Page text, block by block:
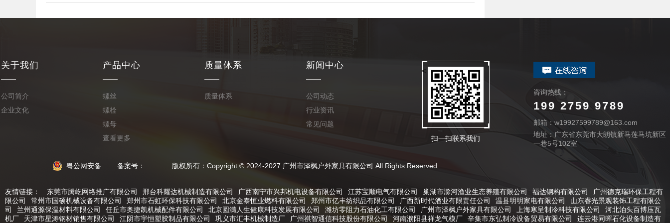
关于我们
公司简介
企业文化
产品中心
螺丝
螺栓
螺母
查看更多
质量体系
质量体系
新闻中心
公司动态
行业资讯
常见问题
扫一扫联系我们
<
咨询热线：
199 2759 9789
邮箱：w19927599789@163.com
地址：广东省东莞市大朗镇新马莲马坑新区
一巷5号102室
粤公网安备 备案号： 版权所有：Copyright © 2024-2027 广州市泽枫户外家具有限公司 All Rights Reserved.
友情链接： 东莞市腾屹网络推广有限公司 邢台科耀达机械制造有限公司 广西南宁市兴邦机电设备有限公司 江苏宝顺电气有限公司 巢湖市滁河渔业生态养殖有限公司 福达钢构有限公司
广州德克瑞环保工程有
限公司
常州市国硕机械设备有限公司 郑州市石虹环保科技有限公司 北京金泰恒业燃料有限公司 郑州市亿丰纺织品有限公司 广西新时代酒业有限责任公司 温县明明家电有限公司
山东睿光景观装饰工程有限公
司
兰州通源保温材料有限公司 任丘市奥捷凯机械配件有限公司 北京圆满人生健康科技发展有限公司 潍坊零阻力石油化工有限公司 广州市泽枫户外家具有限公司 上海寒呈制冷科技有限公司
河北泊头百博压瓦
机厂
天津市星涛钢材销售有限公司 江阴市宇恒塑胶制品有限公司 巩义市汇丰机械制造厂 广州祺智通信科技股份有限公司 河南濮阳县祥龙气模厂 辛集市东弘制冷设备贸易有限公司 连云港同晖石化设备制造有